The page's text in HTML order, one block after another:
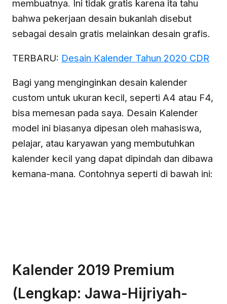
membuatnya. Ini tidak gratis karena ita tahu
bahwa pekerjaan desain bukanlah disebut
sebagai desain gratis melainkan desain grafis.
TERBARU: Desain Kalender Tahun 2020 CDR
Bagi yang menginginkan desain kalender
custom untuk ukuran kecil, seperti A4 atau F4,
bisa memesan pada saya. Desain Kalender
model ini biasanya dipesan oleh mahasiswa,
pelajar, atau karyawan yang membutuhkan
kalender kecil yang dapat dipindah dan dibawa
kemana-mana. Contohnya seperti di bawah ini:
Kalender 2019 Premium
(Lengkap: Jawa-Hijriyah-